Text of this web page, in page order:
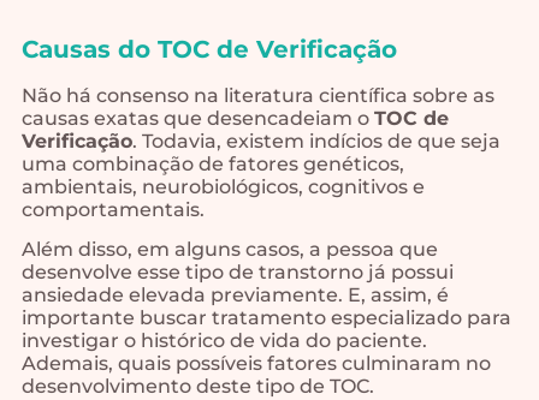
Causas do TOC de Verificação
Não há consenso na literatura científica sobre as
causas exatas que desencadeiam o TOC de
Verificação. Todavia, existem indícios de que seja
uma combinação de fatores genéticos,
ambientais, neurobiológicos, cognitivos e
comportamentais.
Além disso, em alguns casos, a pessoa que
desenvolve esse tipo de transtorno já possui
ansiedade elevada previamente. E, assim, é
importante buscar tratamento especializado para
investigar o histórico de vida do paciente.
Ademais, quais possíveis fatores culminaram no
desenvolvimento deste tipo de TOC.